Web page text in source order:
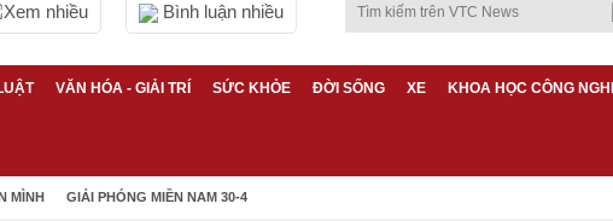
Xem nhiều Bình luận nhiều
VĂN HÓA - GIẢI TRÍ SỨC KHỎE ĐỜI SỐNG XE KHOA HỌC CÔNG
MÌNH GIẢI PHÓNG MIỀN NAM 30-4